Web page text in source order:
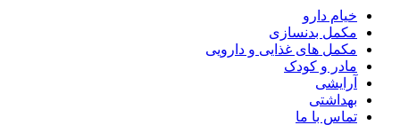
خیام دارو
مکمل بدنسازی
مکمل های غذایی و دارویی
مادر و کودک
آرایشی
بهداشتی
تماس با ما